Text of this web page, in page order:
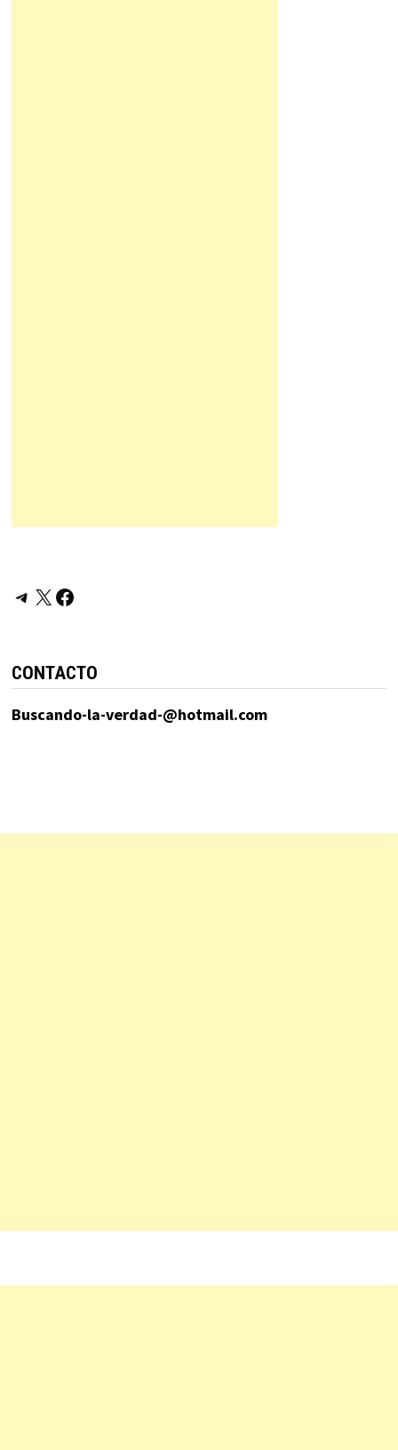
Telegram
X Facebook
CONTACTO
Buscando-la-verdad-@hotmail.com